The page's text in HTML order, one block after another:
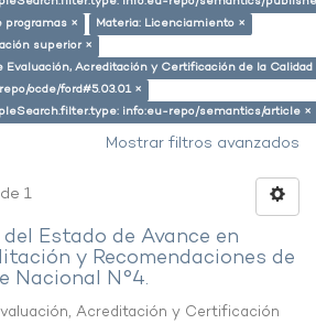
programas ×
Materia: Licenciamiento ×
superior ×
Evaluación, Acreditación y Certificación de la
ocde/ford#5.03.01 ×
info:eu-repo/semantics/article ×
Mostrar filtros avanzados
1
Estado de Avance en
y Recomendaciones de
Nacional N°4.
Acreditación y Certificación